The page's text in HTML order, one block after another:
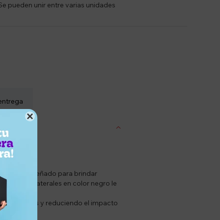

pueden unir entre varias unidades
Diseñado para brindar
soportes laterales en color negro le
aberturas y reduciendo el impacto